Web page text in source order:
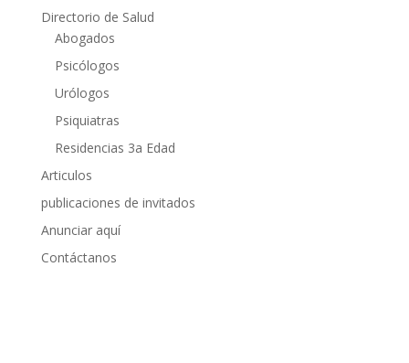
Directorio de Salud
Abogados
Psicólogos
Urólogos
Psiquiatras
Residencias 3a Edad
Articulos
publicaciones de invitados
Anunciar aquí
Contáctanos